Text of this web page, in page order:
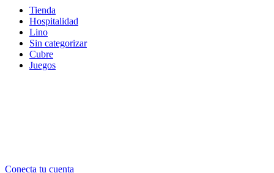
Tienda
Hospitalidad
Lino
Sin categorizar
Cubre
Juegos
Conecta tu cuenta